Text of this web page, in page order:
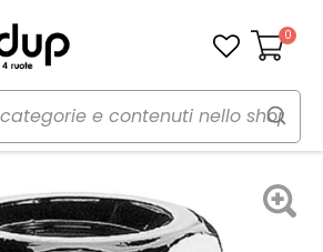
Carrello
0
cerchi e freni
Conico O-N17 - ATHENA